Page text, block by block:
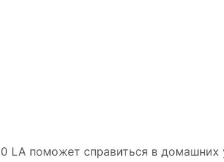
LA поможет справиться в